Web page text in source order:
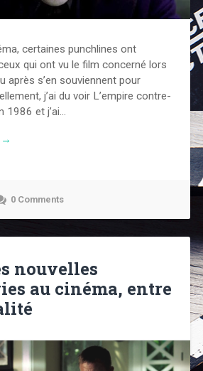
certaines punchlines ont
qui ont vu le film concerné lors
après s’en souviennent pour
j’ai du voir L’empire contre-
1986 et j’ai…
→
0 Comments
nouvelles
au cinéma, entre